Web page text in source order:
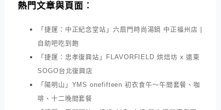
熱門文章與頁面︰
「捷運：中正紀念堂站」六扇門時尚湯鍋 中正福州店 |
自助吧吃到飽
「捷運：忠孝復興站」FLAVORFIELD 烘焙坊 x 遠東
SOGO台北復興店
「陽明山」YMS onefifteen 初衣食午～午間套餐、咖
啡、十二晚間套餐